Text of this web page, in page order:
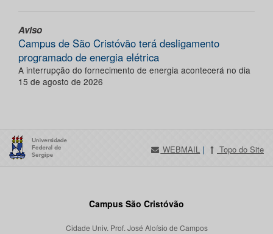
Aviso
Campus de São Cristóvão terá desligamento
programado de energia elétrica
A interrupção do fornecimento de energia acontecerá no dia
15 de agosto de 2026
WEBMAIL | Topo do Site
Campus São Cristóvão
Cidade Univ. Prof. José Aloísio de Campos